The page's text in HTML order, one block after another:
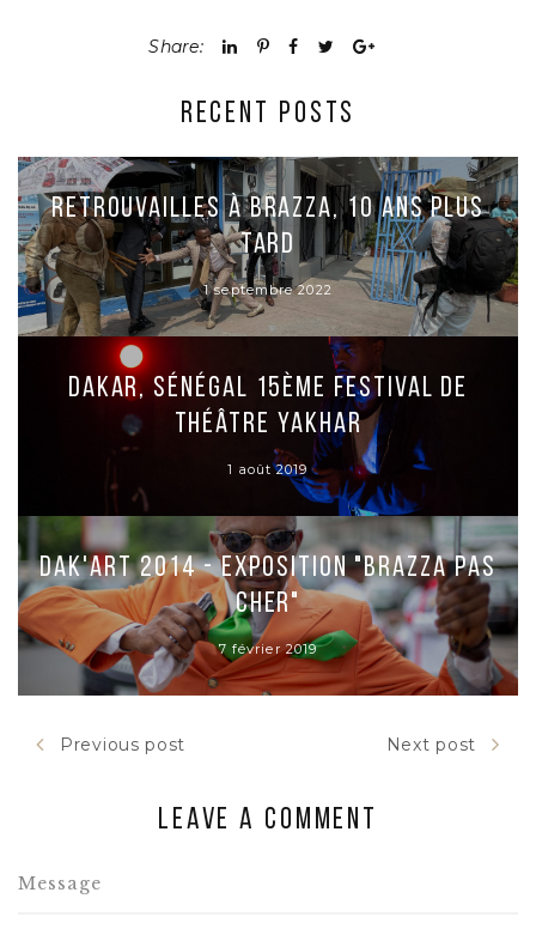
Share:
RECENT POSTS
Retrouvailles à Brazza, 10 ans plus
tard
1 septembre 2022
Dakar, Sénégal 15ème Festival de
Théâtre Yakhar
1 août 2019
Dak'art 2014 - Exposition "Brazza pas
cher"
7 février 2019
Previous post Next post
Leave a comment